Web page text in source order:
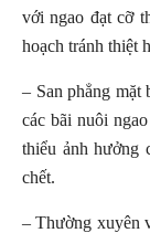
với ngao đạt cỡ
hoạch tránh thiệt
– San phẳng
các bãi nuôi
thiểu ảnh hưởng
chết.
– Thường xuyên